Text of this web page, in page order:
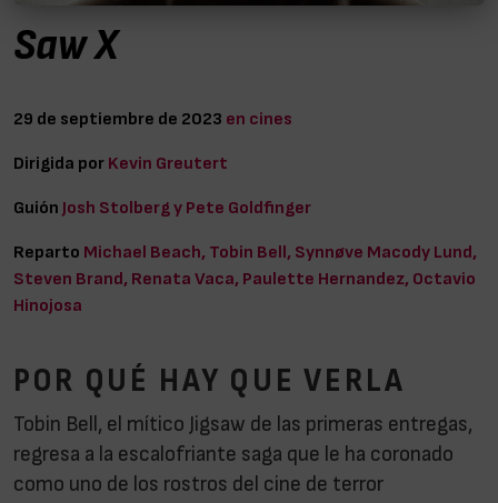
Saw X
29 de septiembre de 2023 en cines
Dirigida por Kevin Greutert
Guión Josh Stolberg y Pete Goldfinger
Reparto Michael Beach, Tobin Bell, Synnøve Macody Lund,
Steven Brand, Renata Vaca, Paulette Hernandez, Octavio
Hinojosa
POR QUÉ HAY QUE VERLA
Tobin Bell, el mítico Jigsaw de las primeras entregas,
regresa a la escalofriante saga que le ha coronado
como uno de los rostros del cine de terror